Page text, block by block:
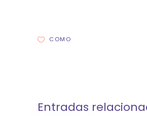
COMO
Entradas